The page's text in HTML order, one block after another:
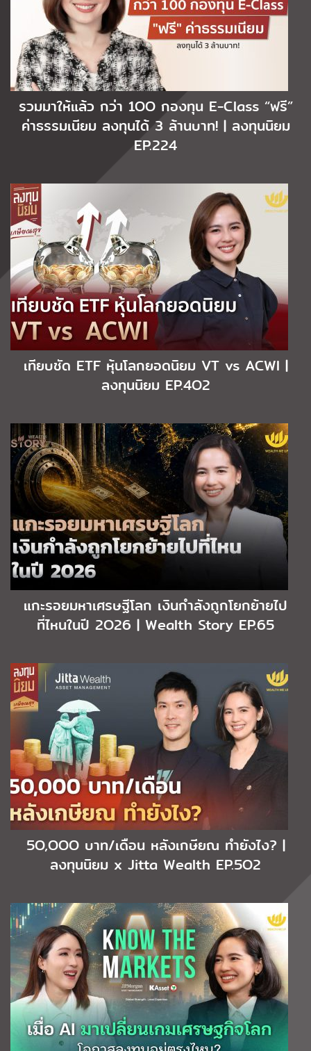
รวมมาให้แล้ว กว่า 1OO กองทุน E-Class “ฟรี”
ค่าธรรมเนียม ลงทุนได้ 3 ล้านบาท! | ลงทุนนิยม
EP.224
เทียบชัด ETF หุ้นโลกยอดนิยม VT vs ACWI |
ลงทุนนิยม EP.4O2
แกะรอยมหาเศรษฐีโลก เงินกำลังถูกโยกย้ายไป
ที่ไหนในปี 2O26 | Wealth Story EP.65
5O,OOO บาท/เดือน หลังเกษียณ ทำยังไง? |
ลงทุนนิยม x Jitta Wealth EP.5O2